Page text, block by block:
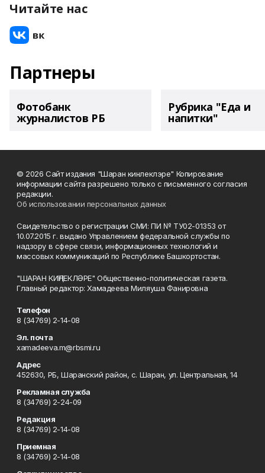
Читайте нас
Партнеры
Фотобанк
журналистов РБ
Рубрика "Еда и
напитки"
© 2026 Сайт издания "Шаран кинлеклэре" Копирование
информации сайта разрешено только с письменного согласия
редакции.
Об использовании персональных данных
Свидетельство о регистрации СМИ: ПИ № ТУ02-01353 от
10.07.2015 г. выдано Управлением федеральной службы по
надзору в сфере связи, информационных технологий и
массовых коммуникаций по Республике Башкортостан.
"ШАРАН КИҢЛЕКЛӘРЕ" Общественно-политическая газета.
Главный редактор: Хамадеева Миляуша Фанировна
Телефон
8 (34769) 2-14-08
Эл. почта
xamadeeva.m@rbsmi.ru
Адрес
452630, РБ, Шаранский район, с. Шаран, ул. Центральная, 14
Рекламная служба
8 (34769) 2-24-09
Редакция
8 (34769) 2-14-08
Приемная
8 (34769) 2-14-08